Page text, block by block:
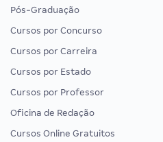
Pós-Graduação
Cursos por Concurso
Cursos por Carreira
Cursos por Estado
Cursos por Professor
Oficina de Redação
Cursos Online Gratuitos